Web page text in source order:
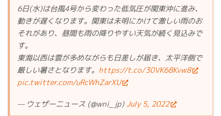
6日(水)は台風4号から変わった低気圧が関東沖に進み、
動きが遅くなります。関東は未明にかけて激しい雨のお
それがあり、昼間も雨の降りやすい天気が続く見込みで
す。
東海以西は雲が多めながらも日差しが届き、太平洋側で
厳しい暑さとなります。 https://t.co/30VK68Kvw8
pic.twitter.com/uRcWhZarXU
— ウェザーニュース (@wni_jp)July 5, 2022